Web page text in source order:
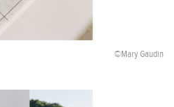
©Mary Gaudin